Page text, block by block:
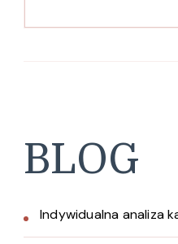
BLOG
Indywidualna analiza